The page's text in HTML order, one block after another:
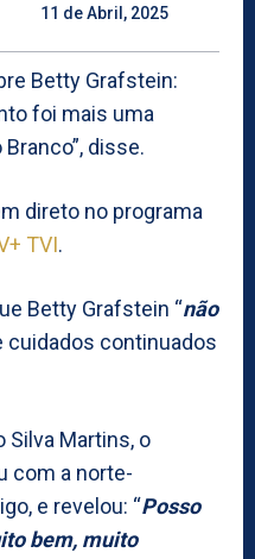
11 de Abril, 2025
Betty Grafstein:
foi mais uma
disse.
direto no programa
TVI.
Betty Grafstein “não
cuidados continuados
Silva Martins, o
com a norte-
e revelou: “Posso
bem, muito